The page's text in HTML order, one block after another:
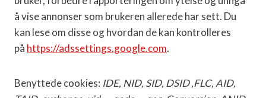
å vise annonser som brukeren allerede har sett. Du
kan lese om disse og hvordan de kan kontrolleres
på https://adssettings.google.com.
Benyttede cookies: IDE, NID, SID, DSID ,FLC, AID,